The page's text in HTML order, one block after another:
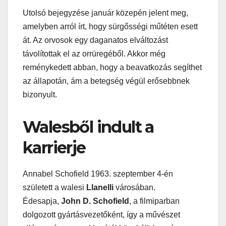
Utolsó bejegyzése január közepén jelent meg,
amelyben arról írt, hogy sürgősségi műtéten esett
át. Az orvosok egy daganatos elváltozást
távolítottak el az orrüregéből. Akkor még
reménykedett abban, hogy a beavatkozás segíthet
az állapotán, ám a betegség végül erősebbnek
bizonyult.
Walesből indult a
karrierje
Annabel Schofield 1963. szeptember 4-én
született a walesi Llanelli városában.
Édesapja, John D. Schofield , a filmiparban
dolgozott gyártásvezetőként, így a művészet